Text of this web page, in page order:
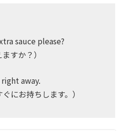
sauce please?
すか？）
away.
にお持ちします。）